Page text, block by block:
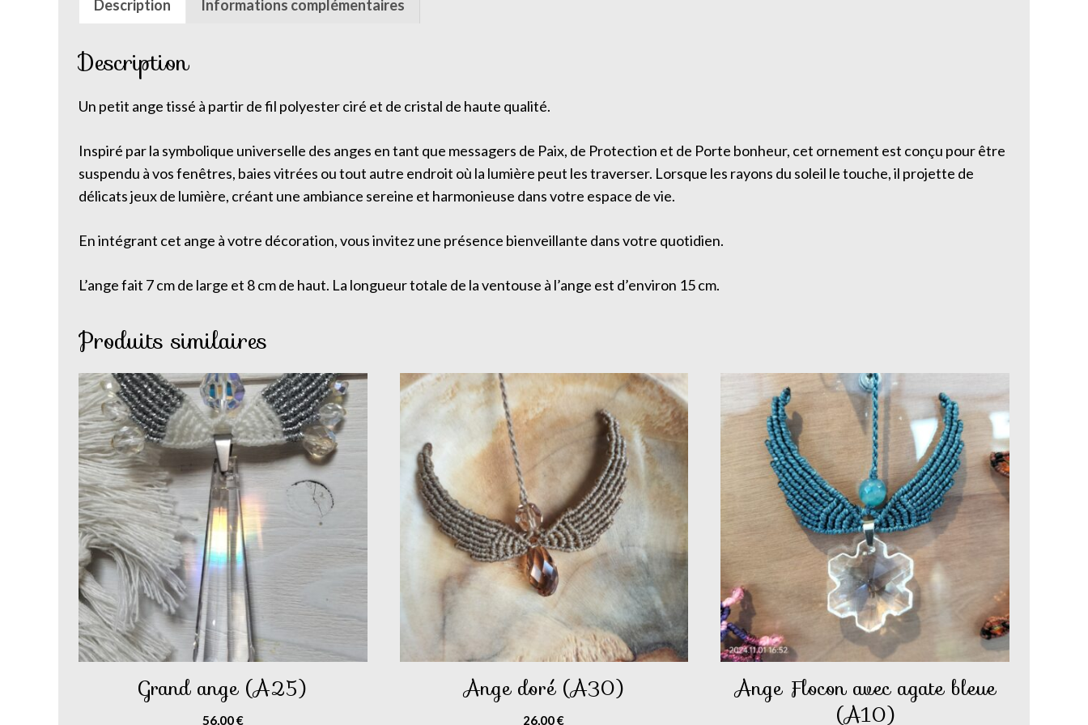
Description Informations complémentaires
Description
Un petit ange tissé à partir de fil polyester ciré et de cristal de haute qualité.
Inspiré par la symbolique universelle des anges en tant que messagers de Paix, de Protection et de Porte bonheur, cet ornement est conçu pour être
suspendu à vos fenêtres, baies vitrées ou tout autre endroit où la lumière peut les traverser. Lorsque les rayons du soleil le touche, il projette de
délicats jeux de lumière, créant une ambiance sereine et harmonieuse dans votre espace de vie.
En intégrant cet ange à votre décoration, vous invitez une présence bienveillante dans votre quotidien.
L’ange fait 7 cm de large et 8 cm de haut. La longueur totale de la ventouse à l’ange est d’environ 15 cm.
Produits similaires
Grand ange (A25)
56,00€
Ange doré (A30)
26,00€
Ange Flocon avec agate bleue
(A10)